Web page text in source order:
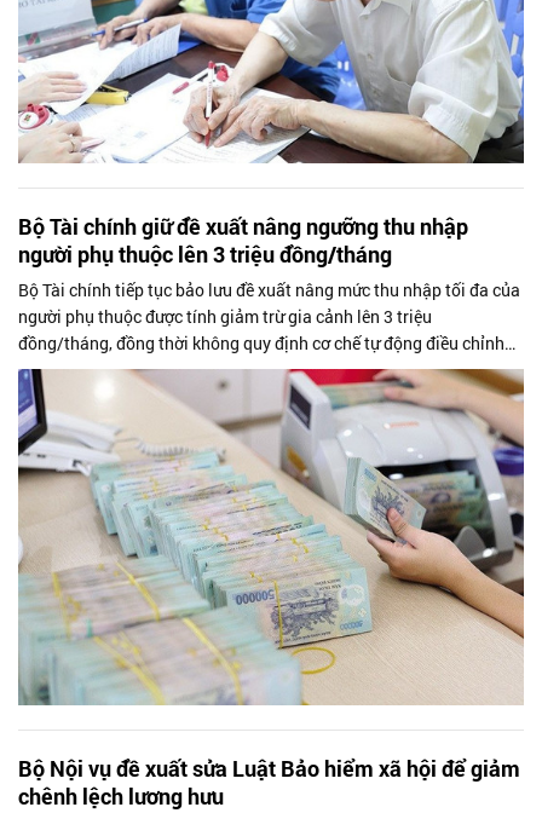
Bộ Tài chính giữ đề xuất nâng ngưỡng thu nhập
người phụ thuộc lên 3 triệu đồng/tháng
Bộ Tài chính tiếp tục bảo lưu đề xuất nâng mức thu nhập tối đa của
người phụ thuộc được tính giảm trừ gia cảnh lên 3 triệu
đồng/tháng, đồng thời không quy định cơ chế tự động điều chỉnh
theo biến động...
Bộ Nội vụ đề xuất sửa Luật Bảo hiểm xã hội để giảm
chênh lệch lương hưu